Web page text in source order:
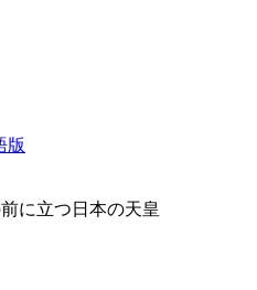
版
に立つ日本の天皇